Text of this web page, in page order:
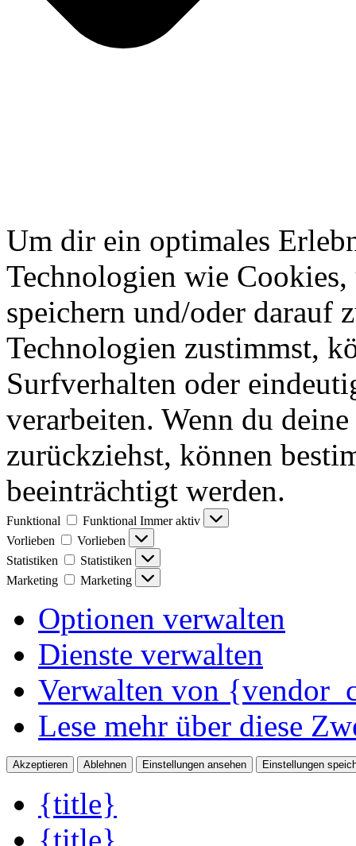
Um dir ein optimales
Technologien wie
speichern und/oder darauf
Technologien zustimmst,
Surfverhalten oder
verarbeiten. Wenn du
zurückziehst, können
beeinträchtigt werden.
Funktional Funktional Immer aktiv
Vorlieben
Vorlieben
Statistiken
Statistiken
Marketing
Marketing
Optionen verwalten
Dienste verwalten
Verwalten von
Lese mehr über diese
Akzeptieren Ablehnen Einstellungen ansehen Einstellungen
{title}